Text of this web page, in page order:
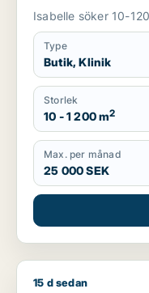
Isabelle söker 10-
Type
Butik, Klinik
Storlek
10 - 1 200 m2
Max. per månad
25 000 SEK
Jag söker butik eller
15 d sedan